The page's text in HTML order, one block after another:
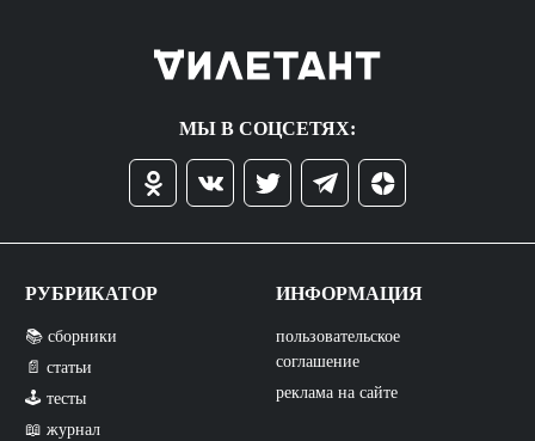
МЫ В СОЦСЕТЯХ:
РУБРИКАТОР
📚 сборники
📄 статьи
🕹️ тесты
📖 журнал
ИНФОРМАЦИЯ
пользовательское
соглашение
реклама на сайте